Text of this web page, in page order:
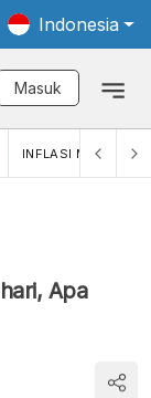
Indonesia
Masuk
INFLASI MOM (MEI)
Apa